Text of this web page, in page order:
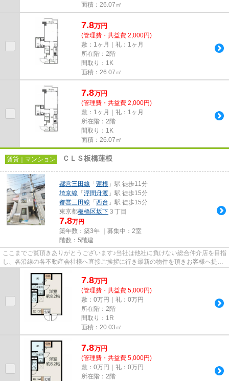
面積：26.07㎡
7.8万円
(管理費・共益費 2,000円)
敷：1ヶ月｜礼：1ヶ月
所在階：2階
間取り：1K
面積：26.07㎡
7.8万円
(管理費・共益費 2,000円)
敷：1ヶ月｜礼：1ヶ月
所在階：2階
間取り：1K
面積：26.07㎡
賃貸｜マンション ＣＬＳ板橋蓮根
都営三田線 「 蓮根 」駅 徒歩11分
埼京線 「 浮間舟渡 」駅 徒歩15分
都営三田線 「 西台 」駅 徒歩15分
東京都板橋区坂下 ３丁目
7.8万円
築年数：築3年 ｜募集中： 2室
階数：5階建
ここまでご覧頂きありがとうございます♪当社は他社に負けない総合仲介店を目指
し、各沿線の各不動産会社様へ直接ご挨拶に行き最新の物件を頂きお客様へ提供
7.8万円
(管理費・共益費 5,000円)
敷：0万円｜礼：0万円
所在階：2階
間取り：1R
面積：20.03㎡
7.8万円
(管理費・共益費 5,000円)
敷：0万円｜礼：0万円
所在階：2階